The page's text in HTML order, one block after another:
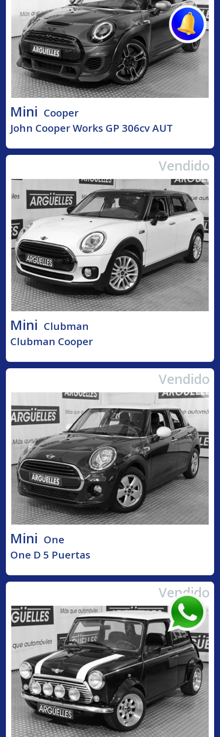
Mini Cooper
John Cooper Works GP 306cv AUT
Vendido
Mini Clubman
Clubman Cooper
Vendido
Mini One
One D 5 Puertas
Vendido